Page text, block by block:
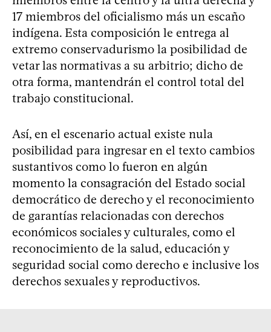
17 miembros del oficialismo más un escaño
indígena. Esta composición le entrega al
extremo conservadurismo la posibilidad de
vetar las normativas a su arbitrio; dicho de
otra forma, mantendrán el control total del
trabajo constitucional.
Así, en el escenario actual existe nula
posibilidad para ingresar en el texto cambios
sustantivos como lo fueron en algún
momento la consagración del Estado social
democrático de derecho y el reconocimiento
de garantías relacionadas con derechos
económicos sociales y culturales, como el
reconocimiento de la salud, educación y
seguridad social como derecho e inclusive los
derechos sexuales y reproductivos.